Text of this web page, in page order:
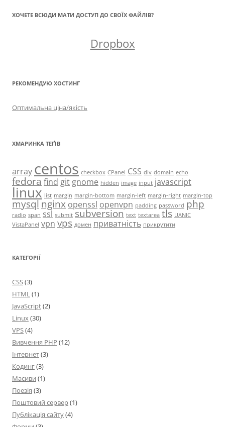
ХОЧЕТЕ ВСЮДИ МАТИ ДОСТУП ДО СВОЇХ ФАЙЛІВ?
Dropbox
РЕКОМЕНДУЮ ХОСТИНГ
Оптимальна ціна/якість
ХМАРИНКА ТЕҐІВ
array centos checkbox CPanel CSS div domain echo
fedora find git gnome hidden image input javascript
linux list margin margin-bottom margin-left margin-right margin-top
mysqlnginx openssl openvpn padding password php
radio span ssl submit subversion text textarea tls UANIC
VistaPanel vpn vps домен приватність прикрутити
КАТЕГОРІЇ
CSS(3)
HTML(1)
JavaScript(2)
Linux(30)
VPS(4)
Вивчення PHP (12)
Інтернет(3)
Кодинг(3)
Масиви (1)
Поезія (3)
Поштовий сервер(1)
Публікація сайту(4)